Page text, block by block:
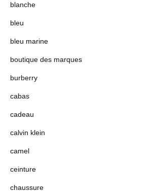
blanche
bleu
bleu marine
boutique des marques
burberry
cabas
cadeau
calvin klein
camel
ceinture
chaussure